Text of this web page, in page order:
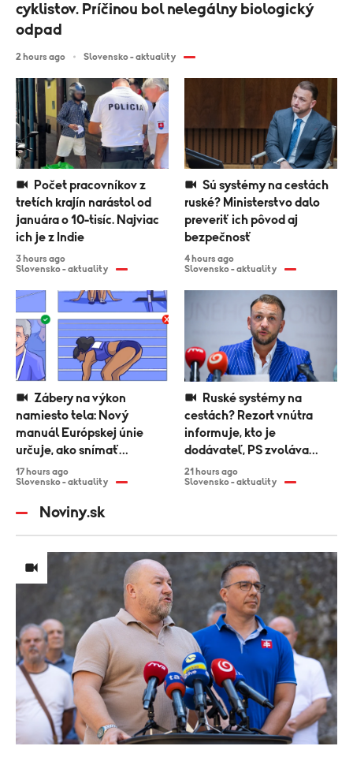
cyklistov. Príčinou bol nelegálny biologický
odpad
2 hours ago Slovensko - aktuality
tretích krajín narástol od
januára o 10-tisíc. Najviac
ich je z Indie
3 hours ago
Slovensko - aktuality
ruské? Ministerstvo dalo
preveriť ich pôvod aj
bezpečnosť
4 hours ago
Slovensko - aktuality
namiesto tela: Nový
manuál Európskej únie
určuje, ako snímať
športovkyne
17 hours ago
Slovensko - aktuality
cestách? Rezort vnútra
informuje, kto je
dodávateľ, PS zvoláva
výbor
21 hours ago
Slovensko - aktuality
Noviny.sk